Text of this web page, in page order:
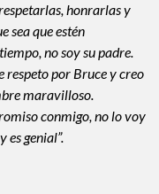
honrarlas y
sea que estén
no soy su padre.
respeto por Bruce y creo
maravilloso.
conmigo, no lo voy
es genial”.